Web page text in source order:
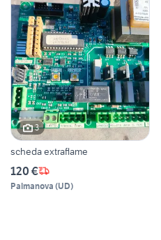
3
scheda extraflame
120 €
Palmanova (UD)